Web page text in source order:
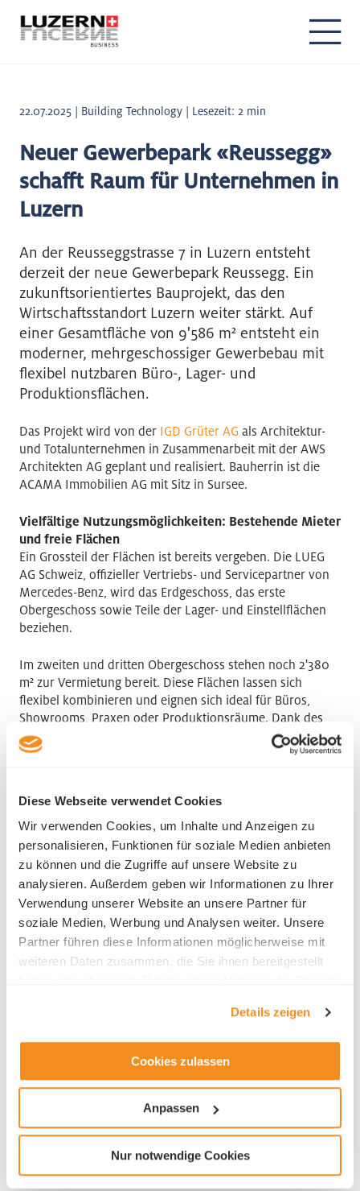
Diese Webseite verwendet Cookies
Wir verwenden Cookies, um Inhalte und Anzeigen zu
personalisieren, Funktionen für soziale Medien anbieten
zu können und die Zugriffe auf unsere Website zu
analysieren. Außerdem geben wir Informationen zu Ihrer
Verwendung unserer Website an unsere Partner für
soziale Medien, Werbung und Analysen weiter. Unsere
Partner führen diese Informationen möglicherweise mit
weiteren Daten zusammen, die Sie ihnen bereitgestellt
Details zeigen
Cookies zulassen
Anpassen
Nur notwendige Cookies
22.07.2025 | Building Technology | Lesezeit: 2 min
Neuer Gewerbepark «Reussegg»
schafft Raum für Unternehmen in
Luzern
An der Reusseggstrasse 7 in Luzern entsteht
derzeit der neue Gewerbepark Reussegg. Ein
zukunftsorientiertes Bauprojekt, das den
Wirtschaftsstandort Luzern weiter stärkt. Auf
einer Gesamtfläche von 9'586 m² entsteht ein
moderner, mehrgeschossiger Gewerbebau mit
flexibel nutzbaren Büro-, Lager- und
Produktionsflächen.
Das Projekt wird von der IGD Grüter AG als Architektur-
und Totalunternehmen in Zusammenarbeit mit der AWS
Architekten AG geplant und realisiert. Bauherrin ist die
ACAMA Immobilien AG mit Sitz in Sursee.
Vielfältige Nutzungsmöglichkeiten: Bestehende Mieter
und freie Flächen
Ein Grossteil der Flächen ist bereits vergeben. Die LUEG
AG Schweiz, offizieller Vertriebs- und Servicepartner von
Mercedes-Benz, wird das Erdgeschoss, das erste
Obergeschoss sowie Teile der Lager- und Einstellflächen
beziehen.
Im zweiten und dritten Obergeschoss stehen noch 2'380
m² zur Vermietung bereit. Diese Flächen lassen sich
flexibel kombinieren und eignen sich ideal für Büros,
Showrooms, Praxen oder Produktionsräume. Dank des
hochwertigen Edelrohbaus ist ein individueller
Innenausbau nach den Bedürfnissen der künftigen Mieter
Zentrale Lage mit optimaler Erreichbarkeit
Der Gewerbepark Reussegg befindet sich in Luzern Nord
– einem dynamisch wachsenden Wirtschaftsraum. Die
verkehrstechnische Anbindung ist hervorragend: Sowohl
die Innenstadt von Luzern als auch der
Autobahnanschluss sind in wenigen Minuten erreichbar –
sowohl mit dem Auto als auch mit dem öffentlichen
Verkehr.
Zeitplan und nächste Schritte
der noch verfügbaren Flächen läuft aktuell. Der Bezug ist
ab dem zweiten Quartal 2027 vorgesehen. Eine offizielle
Grundsteinlegung ist für September 2025 geplant.
Projektbeteiligte
ACAMA Immobilien AG, Sursee – Bauherrschaft
IGD Grüter AG, Luzern – Architektur- und
Totalunternehmen
AWS Architekten AG, Luzern – Vorprojekt,
Machbarkeitsstudie & Fachplanung Garagen